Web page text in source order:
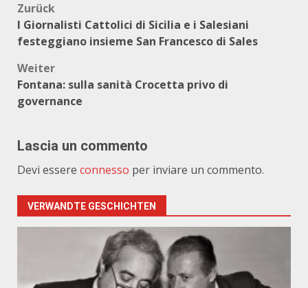
Beitragsnavigation
Zurück
I Giornalisti Cattolici di Sicilia e i Salesiani
festeggiano insieme San Francesco di Sales
Weiter
Fontana: sulla sanità Crocetta privo di
governance
Lascia un commento
Devi essere connesso per inviare un commento.
VERWANDTE GESCHICHTEN